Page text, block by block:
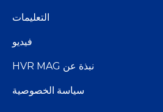
التعليمات
فيديو
نبذة عن HVR MAG
سياسة الخصوصية